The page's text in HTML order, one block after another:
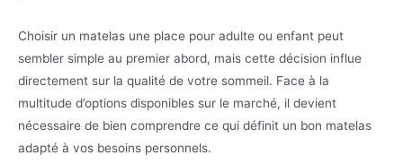
Choisir un matelas une place pour adulte ou enfant peut
sembler simple au premier abord, mais cette décision influe
directement sur la qualité de votre sommeil. Face à la
multitude d’options disponibles sur le marché, il devient
nécessaire de bien comprendre ce qui définit un bon matelas
adapté à vos besoins personnels.